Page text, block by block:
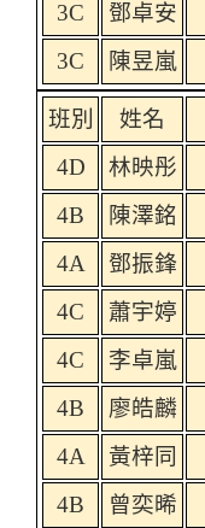
3C
鄧卓安
3C
陳昱嵐
班別 姓名
4D
林映彤
4B
陳澤銘
4A
鄧振鋒
4C
蕭宇婷
4C
李卓嵐
4B
廖皓麟
4A
黃梓同
4B
曾奕晞